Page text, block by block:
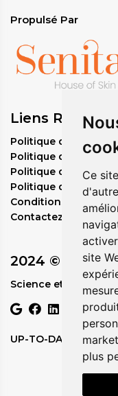
Ce
site
plus
Propulsé Par
Liens Rapides
Politique de
Politique de
Politique de
Politique
Conditions de service
Contactez-nous
2024 ©
Science et Nature en
UP-TO-DATE